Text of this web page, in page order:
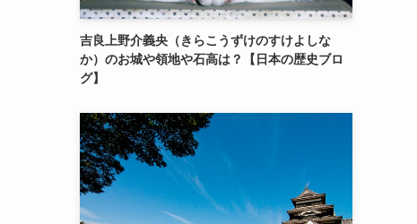
吉良上野介義央（きらこうずけのすけよしな
か）のお城や領地や石高は？【日本の歴史ブロ
グ】